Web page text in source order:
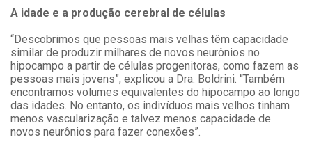
A idade e a produção cerebral de células
“Descobrimos que pessoas mais velhas têm capacidade
similar de produzir milhares de novos neurônios no
hipocampo a partir de células progenitoras, como fazem as
pessoas mais jovens”, explicou a Dra. Boldrini. “Também
encontramos volumes equivalentes do hipocampo ao longo
das idades. No entanto, os indivíduos mais velhos tinham
menos vascularização e talvez menos capacidade de
novos neurônios para fazer conexões”.